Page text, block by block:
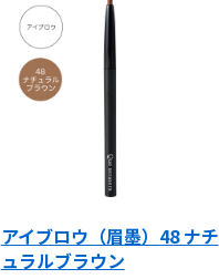
アイブロウ（眉墨）48 ナチ
ュラルブラウン